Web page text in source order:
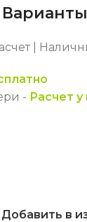
|
- Расчет
Добавить в